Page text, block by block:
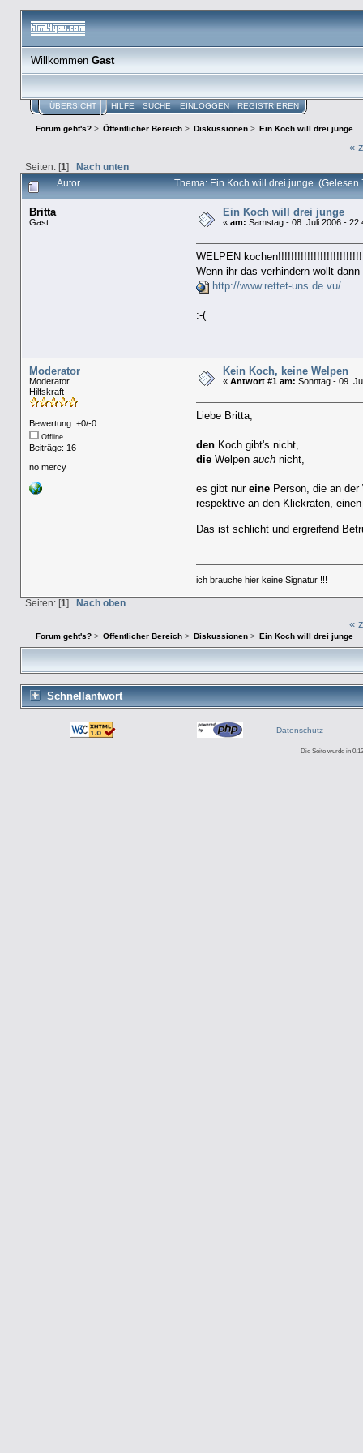
WillkommenGast
ÜBERSICHT HILFE SUCHE EINLOGGEN REGISTRIEREN
Forum geht's?> Öffentlicher Bereich > Diskussionen > Ein Koch will drei junge
«
Seiten: [1] Nach unten
Autor Thema: Ein Koch will drei junge (Gelesen
Britta
Gast
Ein Koch will drei junge
« am: Samstag - 08. Juli 2006 -
WELPEN
Wenn ihr das verhindern wollt
http://www.rettet-uns.de.vu/
:-(
Moderator
Moderator
Hilfskraft
Bewertung: +0/-0
Offline
Beiträge: 16
no mercy
Kein Koch, keine Welpen
« Antwort #1 am: Sonntag - 09.
Liebe Britta,
den Koch gibt's nicht,
die Welpenauch nicht,
es gibt nureine Person, die an der
respektive an den Klickraten,
Das ist schlicht und ergreifend
ich brauche hier keine Signatur !!!
Seiten: [1] Nach oben
«
Forum geht's?> Öffentlicher Bereich > Diskussionen > Ein Koch will drei junge
Schnellantwort
Datenschutz
Die Seite wurde in